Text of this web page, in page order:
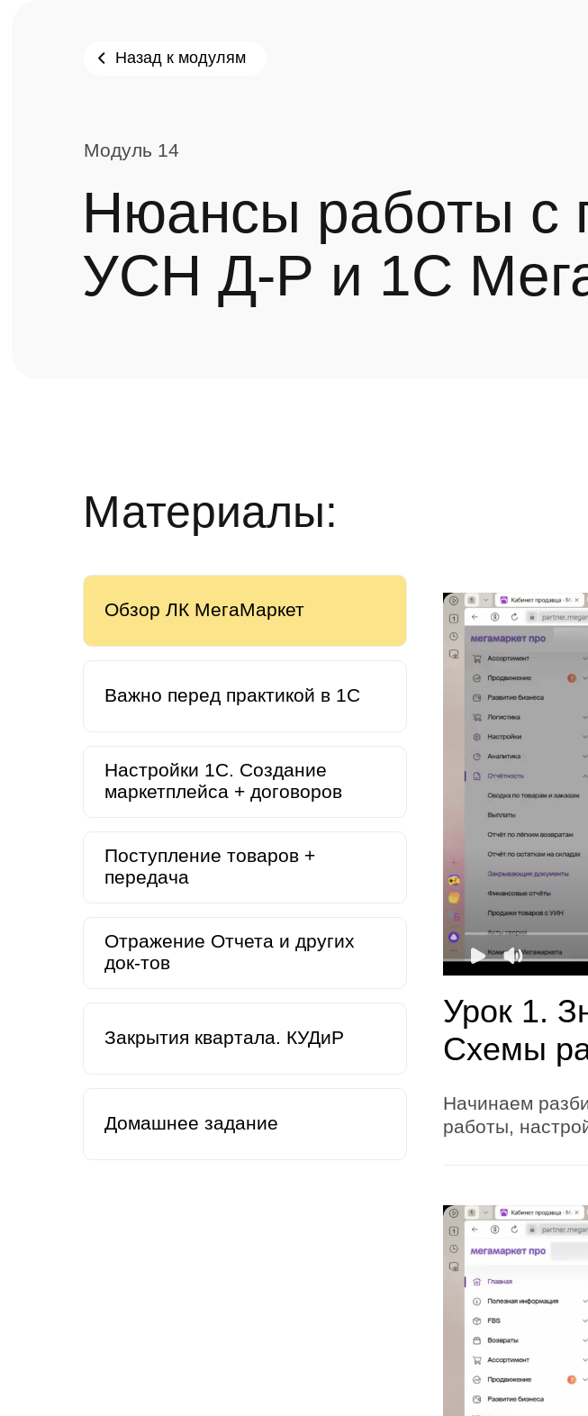
Нюансы работы с
УСН Д-Р и 1С
Назад к модулям
Модуль 14
Материалы:
Домашнее задание
Закрытия квартала. КУДиР
Отражение Отчета и других
док-тов
Поступление товаров +
передача
Настройки 1С. Создание
маркетплейса + договоров
Важно перед практикой в 1С
Обзор ЛК МегаМаркет
Урок 1.
Схемы
Начинаем
работы,